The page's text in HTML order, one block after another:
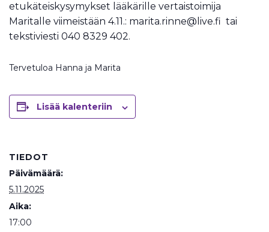
etukäteiskysymykset lääkärille vertaistoimija
Maritalle viimeistään 4.11.: marita.rinne@live.fi tai
tekstiviesti 040 8329 402.
Tervetuloa Hanna ja Marita
Lisää kalenteriin
TIEDOT
Päivämäärä:
5.11.2025
Aika:
17:00